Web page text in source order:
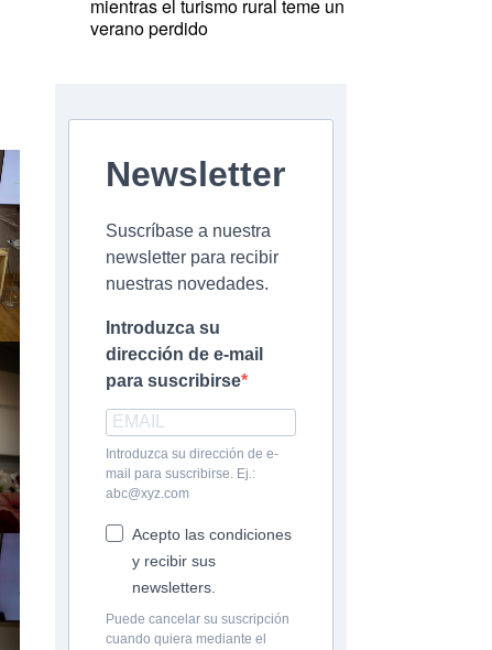
mientras el turismo rural teme un
verano perdido
Newsletter
Suscríbase a nuestra
newsletter para recibir
nuestras novedades.
Introduzca su
dirección de e-mail
para suscribirse
Introduzca su dirección de e-
mail para suscribirse. Ej.:
abc@xyz.com
Acepto las condiciones
y recibir sus
newsletters.
Puede cancelar su suscripción
cuando quiera mediante el